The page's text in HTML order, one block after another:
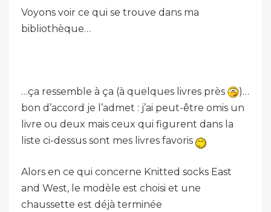
Voyons voir ce qui se trouve dans ma
bibliothèque…
…ça ressemble à ça (à quelques livres près
)…
bon d’accord je l’admet : j’ai peut-être omis un
livre ou deux mais ceux qui figurent dans la
liste ci-dessus sont mes livres favoris
Alors en ce qui concerne Knitted socks East
and West, le modèle est choisi et une
chaussette est déjà terminée